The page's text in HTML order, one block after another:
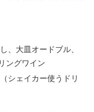
、大皿オードブル、
ングワイン
シェイカー使うドリ